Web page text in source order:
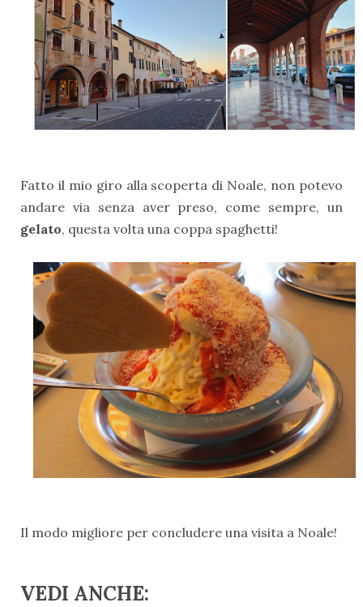
Fatto il mio giro alla scoperta di Noale, non potevo
andare via senza aver preso, come sempre, un
gelato, questa volta una coppa spaghetti!
Il modo migliore per concludere una visita a Noale!
VEDI ANCHE: